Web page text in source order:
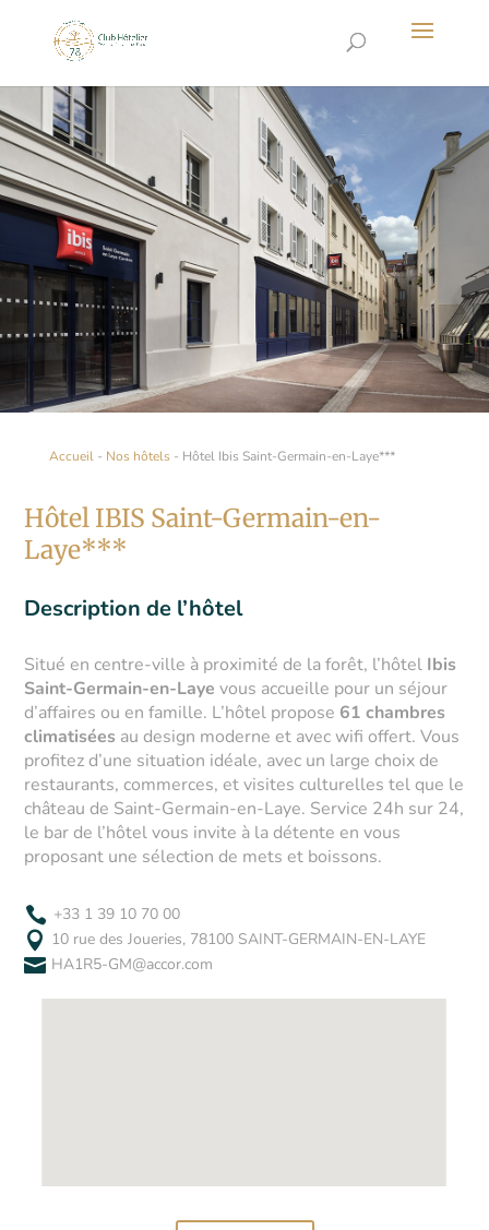
Accueil- Nos hôtels - Hôtel Ibis Saint-Germain-en-Laye***
Hôtel IBIS Saint-Germain-en-
Laye***
Description de l’hôtel
Situé en centre-ville à proximité de la forêt, l’hôtel Ibis
Saint-Germain-en-Laye vous accueille pour un séjour
d’affaires ou en famille. L’hôtel propose 61 chambres
climatisées au design moderne et avec wifi offert. Vous
profitez d’une situation idéale, avec un large choix de
restaurants, commerces, et visites culturelles tel que le
château de Saint-Germain-en-Laye. Service 24h sur 24,
le bar de l’hôtel vous invite à la détente en vous
proposant une sélection de mets et boissons.
 +33 1 39 10 70 00
 10 rue des Joueries, 78100 SAINT-GERMAIN-EN-LAYE
 HA1R5-GM@accor.com